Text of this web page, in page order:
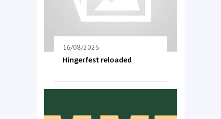
16/08/2026
Hingerfest reloaded